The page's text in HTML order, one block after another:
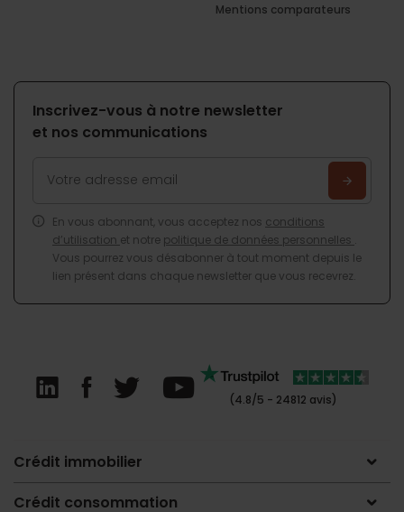
Mentions comparateurs
Inscrivez-vous à notre newsletter
et nos communications
En vous abonnant, vous acceptez nos conditions
d’utilisation et notre politique de données personnelles
Vous pourrez vous désabonner à tout moment depuis le
lien présent dans chaque newsletter que vous recevrez.
(4.8/5 - 24812 avis)
Crédit immobilier
Crédit consommation